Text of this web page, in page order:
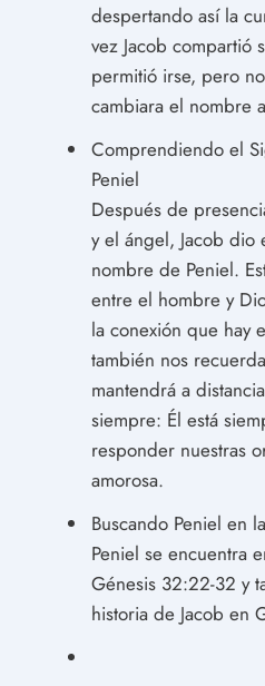
despertando así la
vez Jacob compartió
permitió irse, pero
cambiara el nombre
Comprendiendo el
Peniel
Después de
y el ángel, Jacob
nombre de Peniel.
entre el hombre y
la conexión que hay
también nos
mantendrá a
siempre: Él está
responder nuestras
amorosa.
Buscando Peniel en
Peniel se encuentra
Génesis 32:22-32 y
historia de Jacob en